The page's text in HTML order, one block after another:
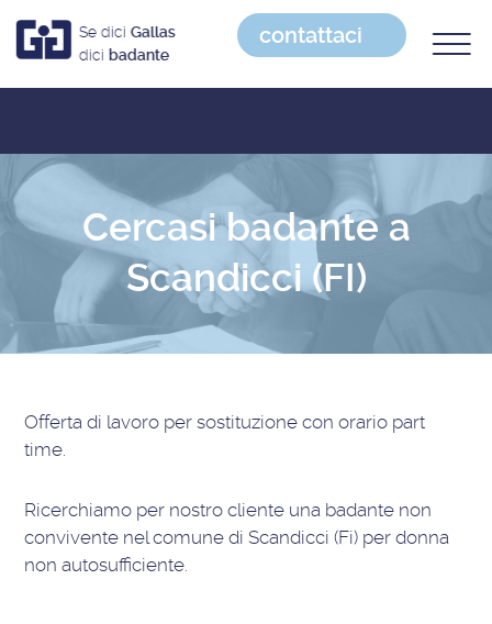
Se dici Gallas
dici badante
contattaci
Cercasi badante a
Scandicci (FI)
Offerta di lavoro per sostituzione con orario part
time
Ricerchiamo per nostro cliente una badante non
convivente nel comune di Scandicci (Fi) per donna
non autosufficiente.